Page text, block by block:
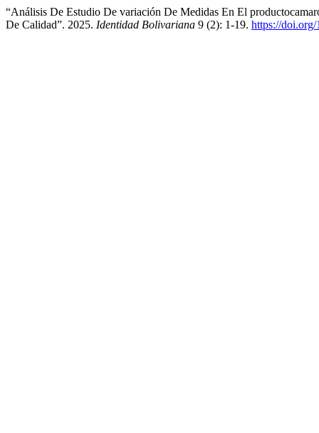
“Análisis De Estudio De variación De Medidas En El
De Calidad”. 2025. Identidad Bolivariana 9 (2): 1-19. https://